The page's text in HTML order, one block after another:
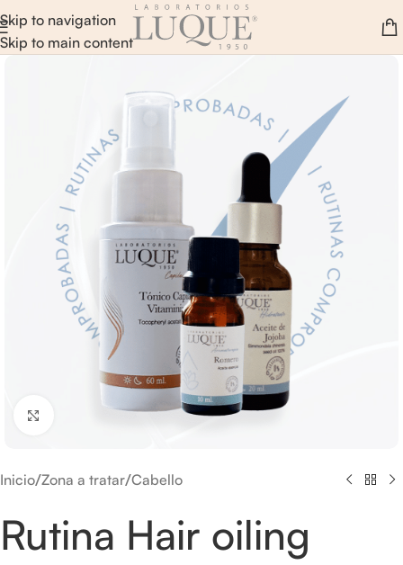
Skip to navigation
Skip to main content
Click to enlarge
Inicio/Zona a tratar/Cabello
Rutina Hair oiling